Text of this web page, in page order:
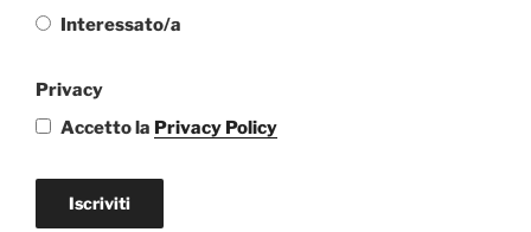
Interessato/a
Privacy
Accetto la Privacy Policy
Iscriviti